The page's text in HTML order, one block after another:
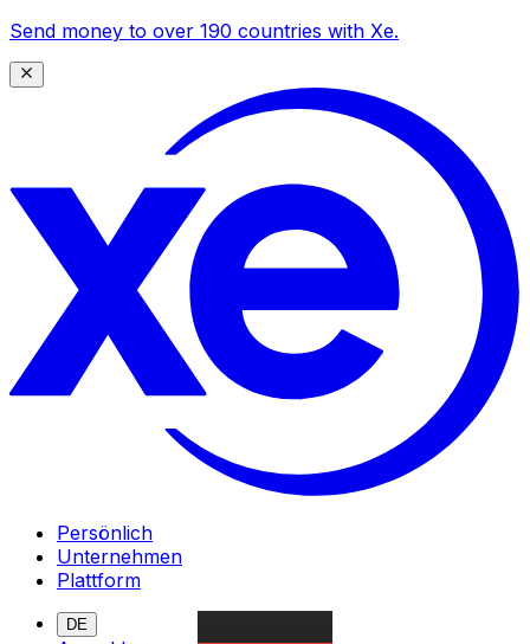
Send money to over 190 countries with Xe.
Persönlich
Unternehmen
Plattform
DE